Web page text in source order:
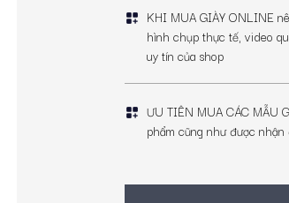
KHI MUA GIÀY ONLINE
hình chụp thực tế, video
uy tín của shop
ƯU TIÊN MUA CÁC MẪU
phẩm cũng như được